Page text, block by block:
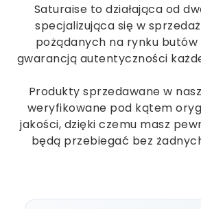
Saturaise to działająca od
specjalizująca się w
pożądanych na rynku butów
gwarancją autentyczności
Produkty sprzedawane w
weryfikowane pod kątem
jakości, dzięki czemu masz
będą przebiegać bez